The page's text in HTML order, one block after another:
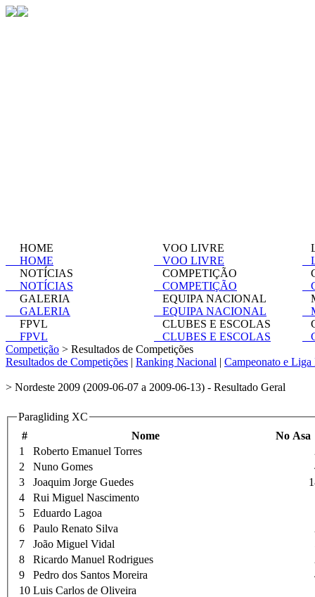
HOME
HOME
NOTÍCIAS
NOTÍCIAS
GALERIA
GALERIA
FPVL
FPVL
VOO LIVRE
VOO LIVRE
COMPETIÇÃO
COMPETIÇÃO
EQUIPA NACIONAL
EQUIPA NACIONAL
CLUBES E ESCOLAS
CLUBES E ESCOLAS
Competição > Resultados de Competições
Resultados de Competições | Ranking Nacional | Campeonato e
> Nordeste 2009 (2009-06-07 a 2009-06-13) - Resultado Geral
Paragliding XC
#
Nome
No Asa
1
Roberto Emanuel Torres
2
Nuno Gomes
3
Joaquim Jorge Guedes
4
Rui Miguel Nascimento
5
Eduardo Lagoa
6
Paulo Renato Silva
7
João Miguel Vidal
8
Ricardo Manuel Rodrigues
9
Pedro dos Santos Moreira
10 Luis Carlos de Oliveira